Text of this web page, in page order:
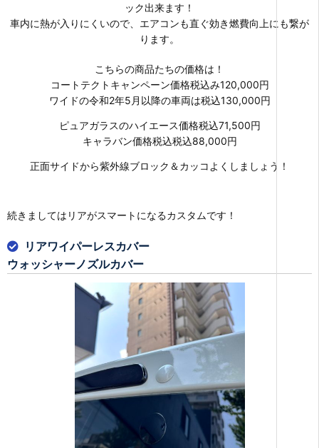
ック出来ます！
車内に熱が入りにくいので、エアコンも直ぐ効き燃費向上にも繋が
ります。
こちらの商品たちの価格は！
コートテクトキャンペーン価格税込み120,000円
ワイドの令和2年5月以降の車両は税込130,000円
ピュアガラスのハイエース価格税込71,500円
キャラバン価格税込税込88,000円
正面サイドから紫外線ブロック＆カッコよくしましょう！
続きましてはリアがスマートになるカスタムです！
リアワイパーレスカバー
ウォッシャーノズルカバー